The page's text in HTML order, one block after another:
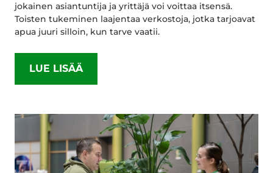
jokainen asiantuntija ja yrittäjä voi voittaa itsensä.
Toisten tukeminen laajentaa verkostoja, jotka tarjoavat
apua juuri silloin, kun tarve vaatii.
LUE LISÄÄ